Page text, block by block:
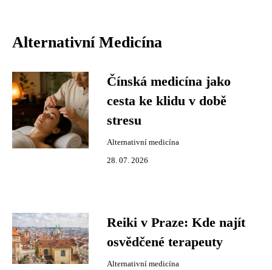
Alternativní Medicína
Čínská medicína jako
cesta ke klidu v době
stresu
Alternativní medicína
28. 07. 2026
Reiki v Praze: Kde najít
osvědčené terapeuty
Alternativní medicína